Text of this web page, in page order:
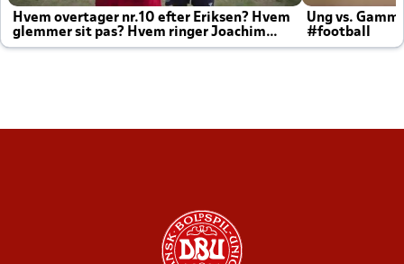
Hvem overtager nr.10 efter Eriksen? Hvem
glemmer sit pas? Hvem ringer Joachim
altid til efter kampe?
Ung vs.
#football